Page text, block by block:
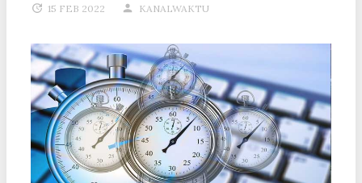
15 FEB 2022 KANALWAKTU